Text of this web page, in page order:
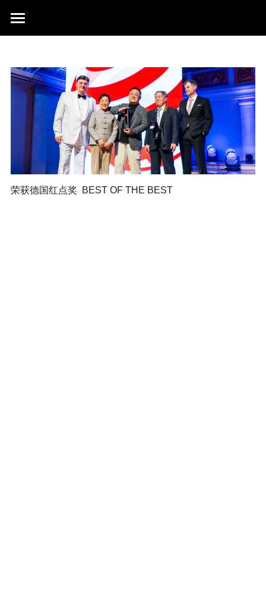
行业成就
同行赞誉
荣膺奖项
关于我们
联系我们
搜索
荣获德国红点奖  BEST OF THE BEST